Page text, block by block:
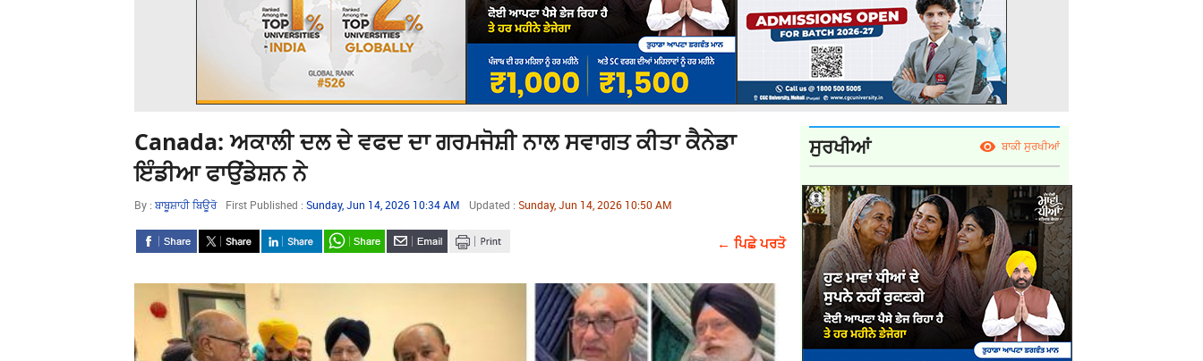
Canada: ਅਕਾਲੀ ਦਲ ਦੇ ਵਫਦ ਦਾ ਗਰਮਜੋਸ਼ੀ ਨਾਲ ਸਵਾਗਤ ਕੀਤਾ ਕੈਨੇਡਾ
ਇੰਡੀਆ ਫਾਉਂਡੇਸ਼ਨ ਨੇ
By : ਬਾਬੂਸ਼ਾਹੀ ਬਿਊਰੋ First Published : Sunday, Jun 14, 2026 10:34 AM Updated : Sunday, Jun 14, 2026 10:50 AM
← ਪਿਛੇ ਪਰਤੋ
ਸੁਰਖੀਆਂ ਬਾਕੀ ਸੁਰਖੀਆਂ